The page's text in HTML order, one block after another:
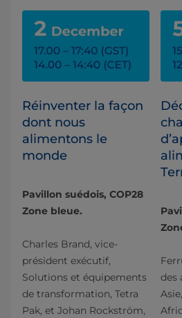
Réinventer la façon
dont nous
alimentons le
monde
Pavillon suédois, COP28
Zone bleue.
Charles Brand, vice-
président exécutif,
Solutions et équipements
de transformation, Tetra
Pak, et Johan Rockström,
des